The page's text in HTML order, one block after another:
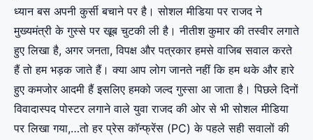
ध्यान बस अपनी कुर्सी बचाने पर है। सोशल मीडिया पर राजद ने
मुख्यमंत्री के गुस्से पर खूब चुटकी ली है। नीतीश कुमार की तस्वीर लगाते
हुए लिखा है, अगर जनता, विपक्ष और पत्रकार हमसे वाजिब सवाल करते
हैं तो हम भड़क जाते हैं। क्या आप लोग जानते नहीं कि हम थके और हारे
हुए कमजोर आदमी हैं इसलिए हमको जल्द गुस्सा आ जाता है। पिछले दिनों
विवादास्पद पोस्टर लगाने वाले युवा राजद की ओर से भी सोशल मीडिया
पर लिखा गया,…तो हर प्रेस कॉन्फ्रेंस (PC) के पहले सही सवालों की